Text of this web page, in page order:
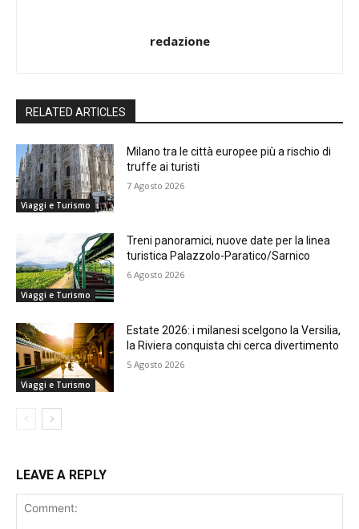
redazione
RELATED ARTICLES
Viaggi e Turismo
Milano tra le città europee più a rischio di
truffe ai turisti
7 Agosto 2026
Viaggi e Turismo
Treni panoramici, nuove date per la linea
turistica Palazzolo-Paratico/Sarnico
6 Agosto 2026
Viaggi e Turismo
Estate 2026: i milanesi scelgono la Versilia,
la Riviera conquista chi cerca divertimento
5 Agosto 2026
LEAVE A REPLY